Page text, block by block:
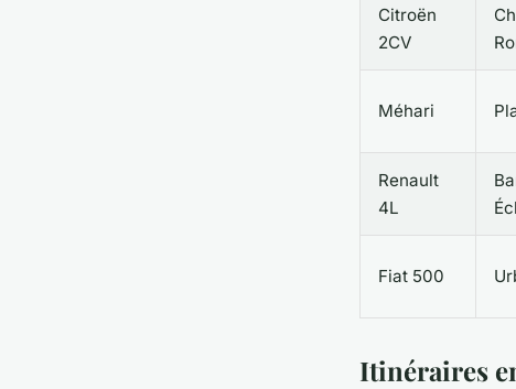
Citroën
2CV
Méhari
Renault
4L
Fiat 500
Itinéraires